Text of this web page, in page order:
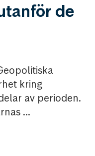
de
kring
av perioden.
...